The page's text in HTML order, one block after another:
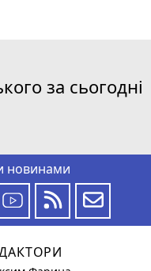
за сьогодні
новинами